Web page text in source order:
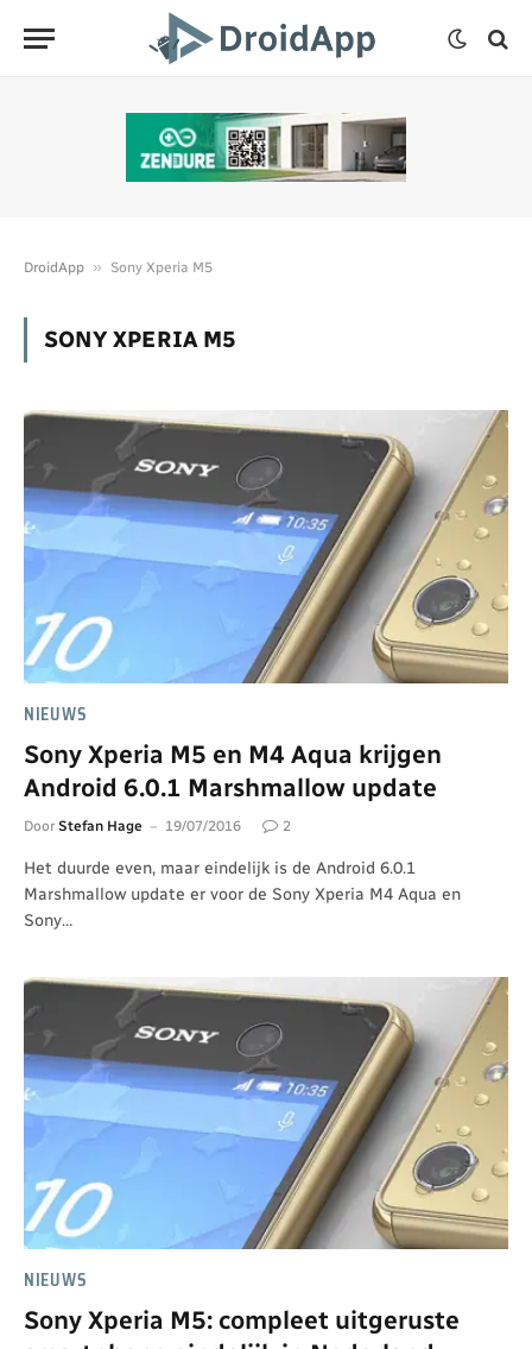
DroidApp » Sony Xperia M5
SONY XPERIA M5
NIEUWS
Sony Xperia M5 en M4 Aqua krijgen
Android 6.0.1 Marshmallow update
Door Stefan Hage 19/07/2016 2
Het duurde even, maar eindelijk is de Android 6.0.1
Marshmallow update er voor de Sony Xperia M4 Aqua en
Sony…
NIEUWS
Sony Xperia M5: compleet uitgeruste